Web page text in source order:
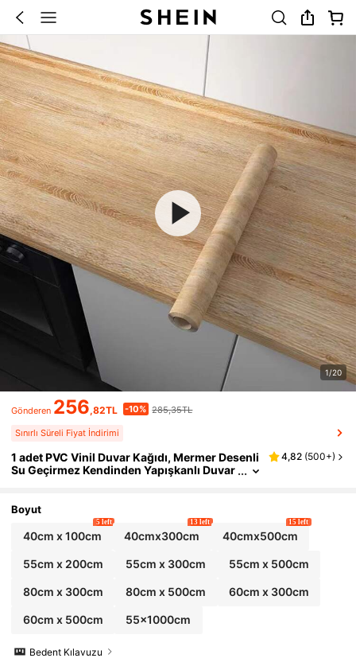
1/20
Gönderen 256,82TL -10% 285,35TL
Sınırlı Süreli Fiyat İndirimi
1 adet PVC Vinil Duvar Kağıdı, Mermer Desenli
Su Geçirmez Kendinden Yapışkanlı Duvar
i, Duvar Kağıdı, Bahar Dekorasyonu, Ev Yenile
me, Tatil Dekorasyonu, Doğum Günü ve Mezu
niyet Hediyesi için Uygundur.
4,82 (500+)
Boyut
40cm x 100cm
5 left
40cmx300cm
13 left
40cmx500cm
15 left
55cm x 200cm 55cm x 300cm 55cm x 500cm
80cm x 300cm 80cm x 500cm 60cm x 300cm
60cm x 500cm 55x1000cm
Bedent Kılavuzu